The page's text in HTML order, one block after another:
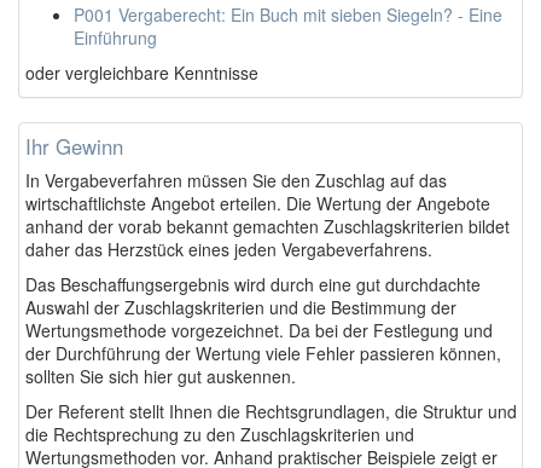
P001 Vergaberecht: Ein Buch mit sieben Siegeln? - Eine
Einführung
oder vergleichbare Kenntnisse
Ihr Gewinn
In Vergabeverfahren müssen Sie den Zuschlag auf das
wirtschaftlichste Angebot erteilen. Die Wertung der Angebote
anhand der vorab bekannt gemachten Zuschlagskriterien bildet
daher das Herzstück eines jeden Vergabeverfahrens.
Das Beschaffungsergebnis wird durch eine gut durchdachte
Auswahl der Zuschlagskriterien und die Bestimmung der
Wertungsmethode vorgezeichnet. Da bei der Festlegung und
der Durchführung der Wertung viele Fehler passieren können,
sollten Sie sich hier gut auskennen.
Der Referent stellt Ihnen die Rechtsgrundlagen, die Struktur und
die Rechtsprechung zu den Zuschlagskriterien und
Wertungsmethoden vor. Anhand praktischer Beispiele zeigt er